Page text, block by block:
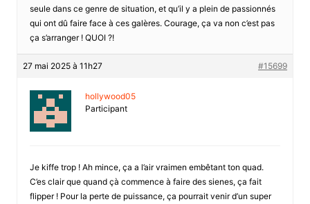
seule dans ce genre de situation, et qu’il y a plein de passionnés
qui ont dû faire face à ces galères. Courage, ça va non c’est pas
ça s’arranger ! QUOI ?!
27 mai 2025 à 11h27 #15699
hollywood05
Participant
Je kiffe trop ! Ah mince, ça a l’air vraimen embêtant ton quad.
C’es clair que quand çà commence à faire des sienes, ça fait
flipper ! Pour la perte de puissance, ça pourrait venir d’un super